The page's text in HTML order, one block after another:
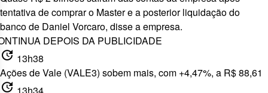
tentativa de comprar o Master e a posterior liquidação do
banco de Daniel Vorcaro, disse a empresa.
DEPOIS DA PUBLICIDADE
update 13h38
Ações de Vale (VALE3) sobem mais, com +4,47%, a R$ 88,61
update